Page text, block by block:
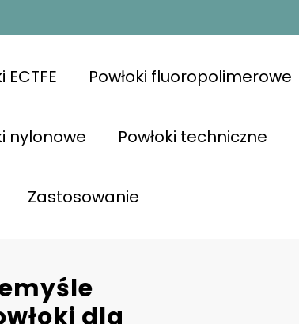
ECTFE Powłoki fluoropolimerowe
nylonowe Powłoki techniczne
Zastosowanie
dla